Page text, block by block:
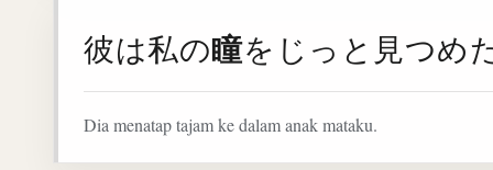
彼は私の瞳をじっと見つめた
Dia menatap tajam ke dalam anak mataku.